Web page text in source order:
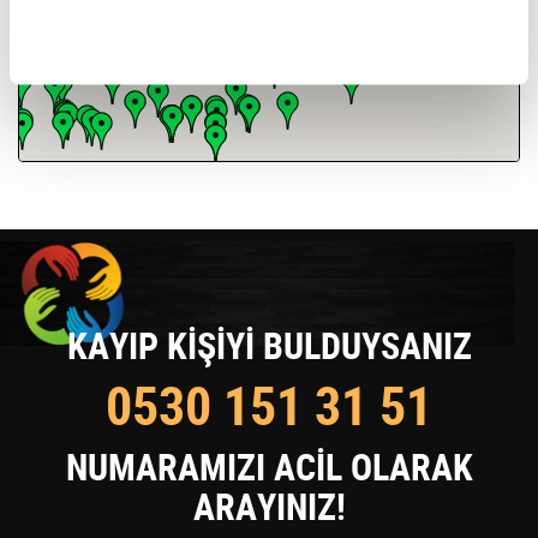
KAYIP KİŞİYİ BULDUYSANIZ
0530 151 31 51
NUMARAMIZI ACİL OLARAK
ARAYINIZ!